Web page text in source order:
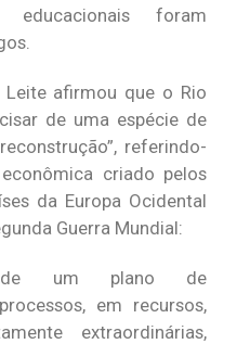
foram
Leite afirmou que o Rio
de uma espécie de
referindo-
criado pelos
da Europa Ocidental
Guerra Mundial:
de um plano de
em recursos,
extraordinárias,